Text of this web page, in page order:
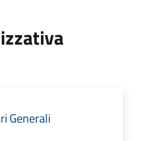
Generali